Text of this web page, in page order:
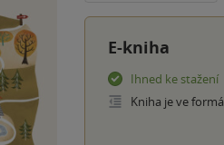
E-kniha
Ihned ke stažení
Kniha je ve